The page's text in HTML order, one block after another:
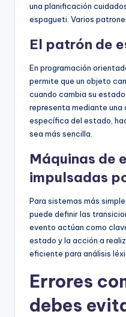
una planificación
espagueti. Varios
El patrón de
En programación
permite que un objeto
cuando cambia su
representa mediante una
específica del estado,
sea más sencilla.
Máquinas de
impulsadas
Para sistemas más
puede definir las
evento actúan como
estado y la acción a
eficiente para análisis
Errores
debes